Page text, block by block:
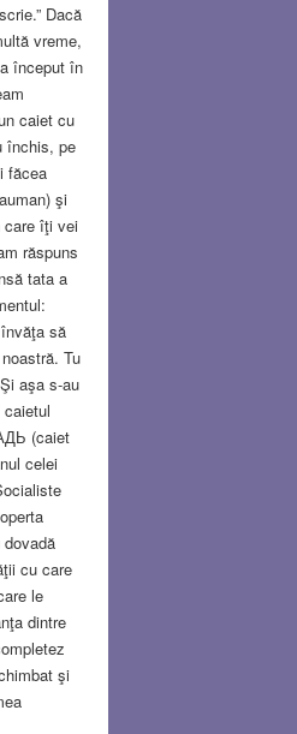
Dacă
vreme,
început în
caiet cu
închis, pe
făcea
şi
care îţi vei
răspuns
tata a
să
Tu
aşa s-au
(caiet
celei
cu care
le
dintre
şi